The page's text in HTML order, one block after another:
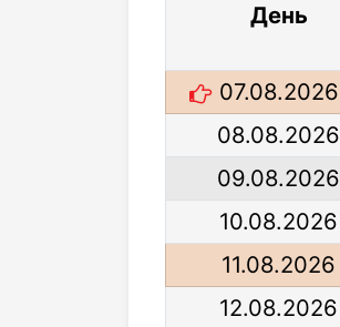
День
07.08.2026
08.08.2026
09.08.2026
10.08.2026
11.08.2026
12.08.2026